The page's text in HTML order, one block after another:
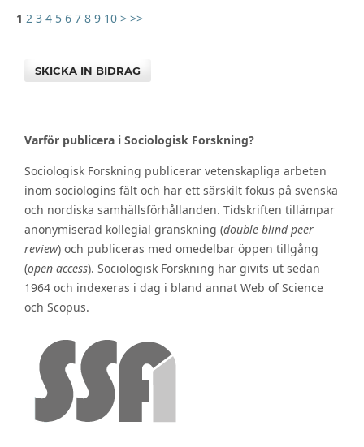
1 2 3 4 5 6 7 8 9 10 > >>
SKICKA IN BIDRAG
Varför publicera i Sociologisk Forskning?
Sociologisk Forskning publicerar vetenskapliga arbeten
inom sociologins fält och har ett särskilt fokus på svenska
och nordiska samhällsförhållanden. Tidskriften tillämpar
anonymiserad kollegial granskning (double blind peer
review) och publiceras med omedelbar öppen tillgång
(open access). Sociologisk Forskning har givits ut sedan
1964 och indexeras i dag i bland annat Web of Science
och Scopus.